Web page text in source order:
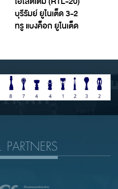
บุรีรัมย์ ยูไนเต็ด 3-2
ทรู แบงค็อก ยูไนเต็ด